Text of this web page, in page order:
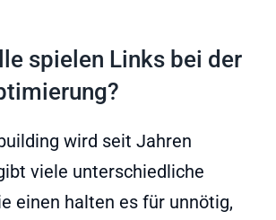
spielen Links bei der
wird seit Jahren
viele unterschiedliche
einen halten es für unnötig,